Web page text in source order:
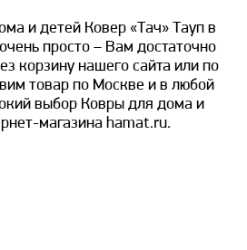
и детей Ковер «Тач» Тауп в
просто – Вам достаточно
корзину нашего сайта или по
товар по Москве и в любой
выбор Ковры для дома и
магазина hamat.ru.